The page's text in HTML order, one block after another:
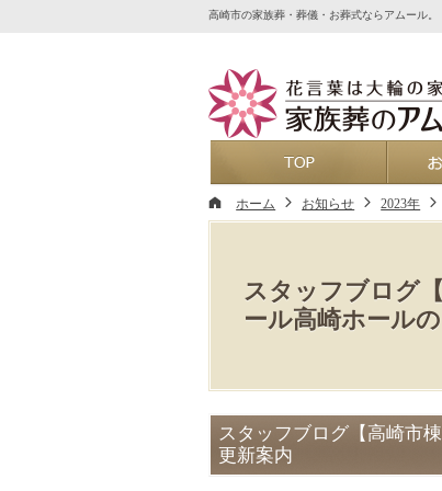
スタッフブログ
ール高崎ホール
高崎市の家族葬・葬儀・お葬式ならアムール。
スタッフブログ【高崎市
更新案内
ホーム お知らせ 2023年